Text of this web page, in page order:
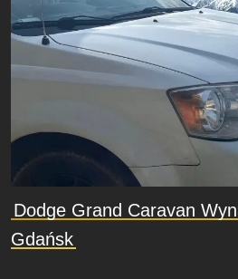
Dodge Grand Caravan
Gdańsk